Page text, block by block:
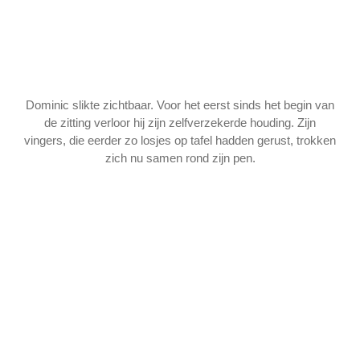
Dominic slikte zichtbaar. Voor het eerst sinds het begin van
de zitting verloor hij zijn zelfverzekerde houding. Zijn
vingers, die eerder zo losjes op tafel hadden gerust, trokken
zich nu samen rond zijn pen.